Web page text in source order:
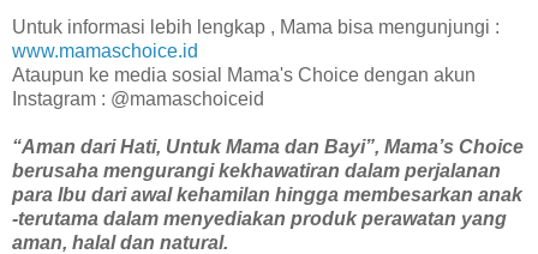
Untuk informasi lebih lengkap , Mama bisa mengunjungi :
www.mamaschoice.id
Ataupun ke media sosial Mama's Choice dengan akun
Instagram : @mamaschoiceid
“Aman dari Hati, Untuk Mama dan Bayi”, Mama’s Choice
berusaha mengurangi kekhawatiran dalam perjalanan
para Ibu dari awal kehamilan hingga membesarkan anak
-terutama dalam menyediakan produk perawatan yang
aman, halal dan natural.